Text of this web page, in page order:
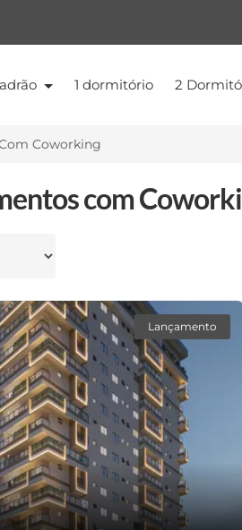
1 dormitório 2
Coworking
com
Lançamento